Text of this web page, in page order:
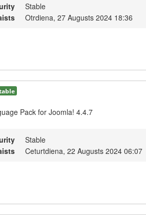
Stable
Otrdiena, 27 Augusts 2024 18:36
Pack for Joomla! 4.4.7
Stable
Ceturtdiena, 22 Augusts 2024 06:07